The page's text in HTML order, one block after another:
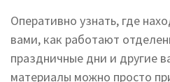
Оперативно узнать, где
вами, как работают
праздничные дни и другие
материалы можно просто